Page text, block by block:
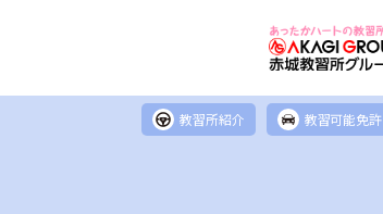
教習所紹介 教習可能免許